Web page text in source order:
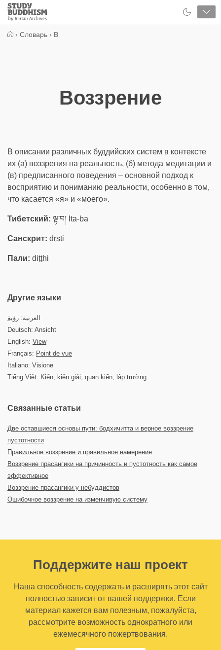
Close
Study
Buddhism
› Словарь › В
Воззрение
В описании различных буддийских систем в контексте
их (а) воззрения на реальность, (б) метода медитации и
(в) предписанного поведения – основной подход к
восприятию и пониманию реальности, особенно в том,
что касается «я» и «моего».
Тибетский: ལྟ་བ། lta-ba
Санскрит: dṛṣṭi
Пали: diṭṭhi
Другие языки
العربية: رؤية
Deutsch: Ansicht
English: View
Français: Point de vue
Italiano: Visione
Tiếng Việt: Kiến, kiến giải, quan kiến, lập trường
Связанные статьи
Две оставшиеся основы пути: бодхичитта и верное воззрение
пустотности
Правильное воззрение и правильное намерение
Воззрение прасангики на причинность и пустотность как самое
эффективное
Воззрение прасангики у небуддистов
Ошибочное воззрение на изменчивую систему
Поддержите наш проект
Наша способность содержать и расширять этот сайт
полностью зависит от вашей поддержки. Если
материал кажется вам полезным, пожалуйста,
рассмотрите возможность однократного или
ежемесячного пожертвования.